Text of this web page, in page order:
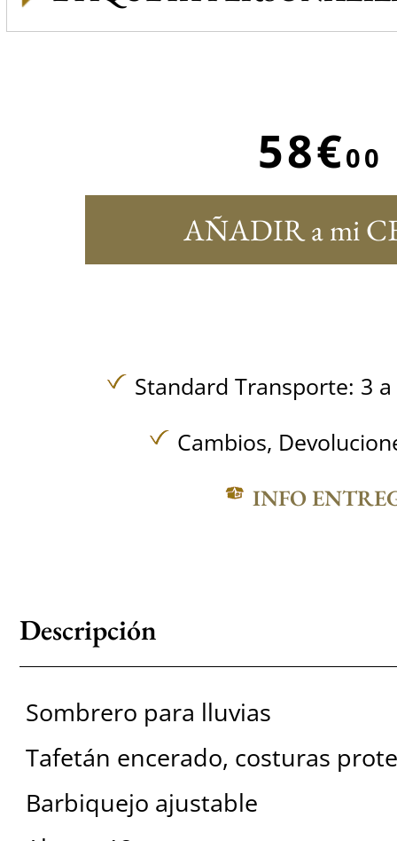
58€00
AÑADIR a mi
Standard Transporte: 3
Cambios,
INFO
Descripción
Sombrero para lluvias
Tafetán encerado, costuras
Barbiquejo ajustable